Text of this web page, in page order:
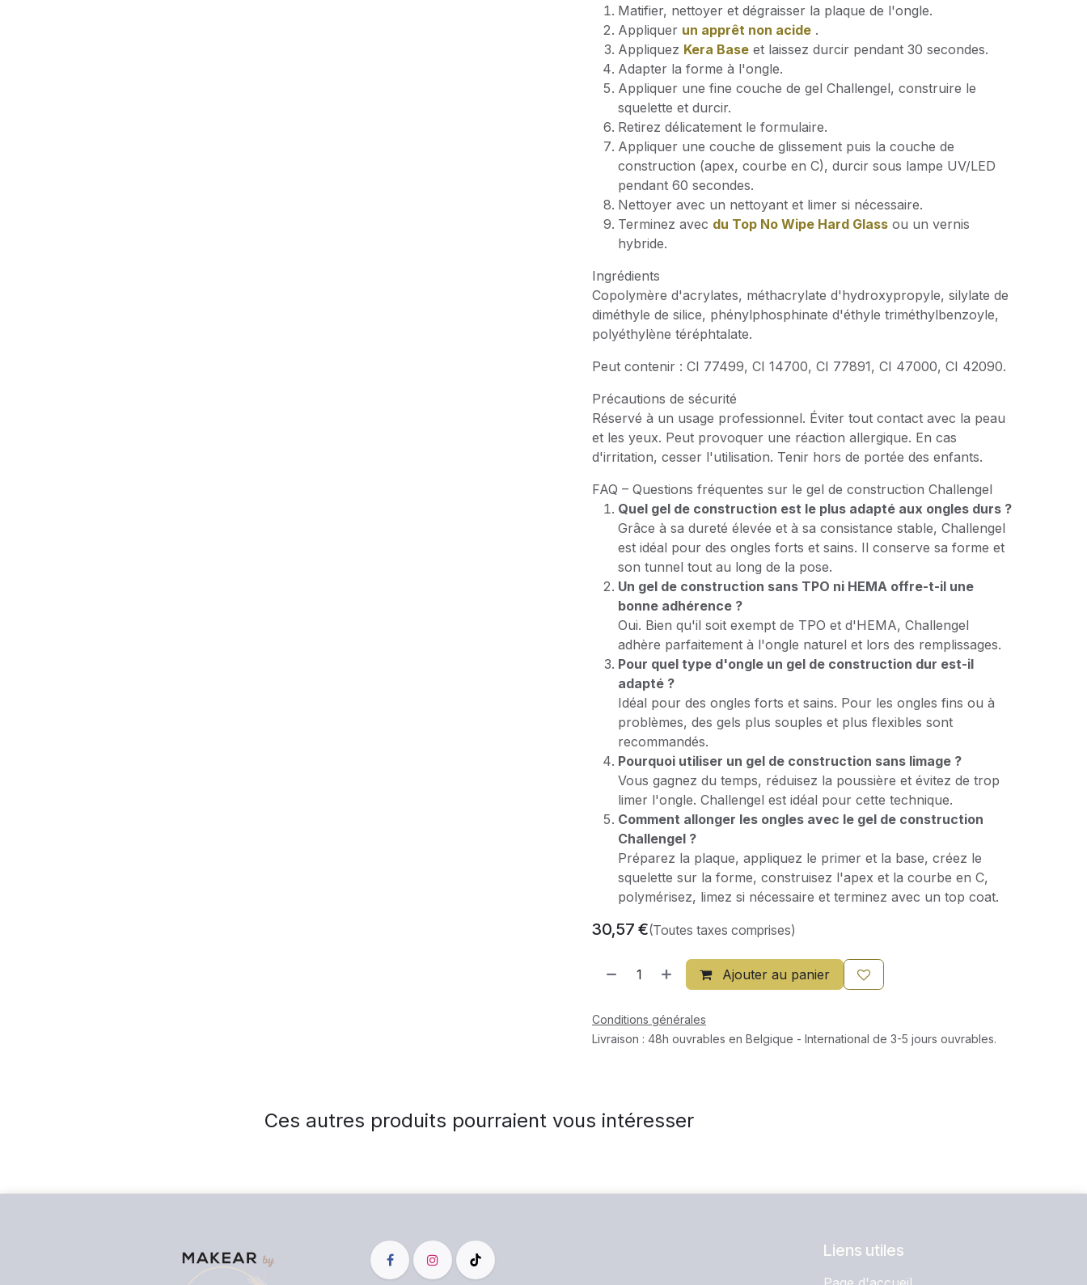
Matifier, nettoyer et dégraisser la plaque de l'ongle.
Appliquer un apprêt non acide .
Appliquez Kera Base et laissez durcir pendant 30 secondes.
Adapter la forme à l'ongle.
Appliquer une fine couche de gel Challengel, construire le
squelette et durcir.
Retirez délicatement le formulaire.
Appliquer une couche de glissement puis la couche de
construction (apex, courbe en C), durcir sous lampe UV/LED
pendant 60 secondes.
Nettoyer avec un nettoyant et limer si nécessaire.
Terminez avec du Top No Wipe Hard Glass ou un vernis
hybride.
Ingrédients
Copolymère d'acrylates, méthacrylate d'hydroxypropyle, silylate de
diméthyle de silice, phénylphosphinate d'éthyle triméthylbenzoyle,
polyéthylène téréphtalate.
Peut contenir : CI 77499, CI 14700, CI 77891, CI 47000, CI 42090.
Précautions de sécurité
Réservé à un usage professionnel. Éviter tout contact avec la peau
et les yeux. Peut provoquer une réaction allergique. En cas
d'irritation, cesser l'utilisation. Tenir hors de portée des enfants.
FAQ – Questions fréquentes sur le gel de construction Challengel
Quel gel de construction est le plus adapté aux ongles durs ?
Grâce à sa dureté élevée et à sa consistance stable, Challengel
est idéal pour des ongles forts et sains. Il conserve sa forme et
son tunnel tout au long de la pose.
Un gel de construction sans TPO ni HEMA offre-t-il une
bonne adhérence ?
Oui. Bien qu'il soit exempt de TPO et d'HEMA, Challengel
adhère parfaitement à l'ongle naturel et lors des remplissages.
Pour quel type d'ongle un gel de construction dur est-il
adapté ?
Idéal pour des ongles forts et sains. Pour les ongles fins ou à
problèmes, des gels plus souples et plus flexibles sont
recommandés.
Pourquoi utiliser un gel de construction sans limage ?
Vous gagnez du temps, réduisez la poussière et évitez de trop
limer l'ongle. Challengel est idéal pour cette technique.
Comment allonger les ongles avec le gel de construction
Challengel ?
Préparez la plaque, appliquez le primer et la base, créez le
squelette sur la forme, construisez l'apex et la courbe en C,
polymérisez, limez si nécessaire et terminez avec un top coat.
30,57 €(Toutes taxes comprises)
Ajouter au panier
Conditions générales
Livraison : 48h ouvrables en Belgique - International de 3-5 jours ouvrables.
Ces autres produits pourraient vous intéresser
Liens utiles